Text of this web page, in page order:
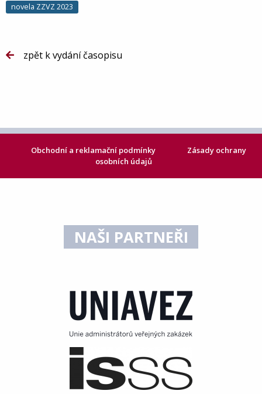
novela ZZVZ 2023
zpět k vydání časopisu
Obchodní a reklamační podmínky
Zásady ochrany
osobních údajů
NAŠI PARTNEŘI